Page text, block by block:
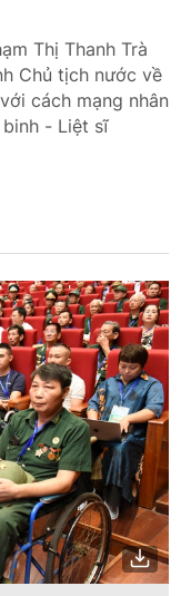
Thị Thanh Trà
Chủ tịch nước về
cách mạng nhân
- Liệt sĩ